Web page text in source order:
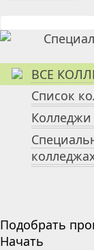
ВСЕ
Список
Колледжи
Подобрать
Начать